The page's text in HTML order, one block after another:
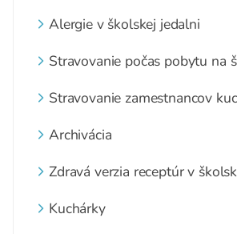
Alergie v školskej jedalni
Stravovanie počas pobytu na
Stravovanie zamestnancov
Archivácia
Zdravá verzia receptúr v
združenia
Kuchárky